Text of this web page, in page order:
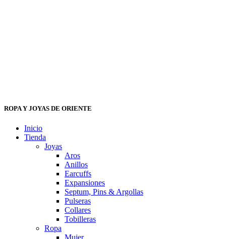
ROPA Y JOYAS DE ORIENTE
Inicio
Tienda
Joyas
Aros
Anillos
Earcuffs
Expansiones
Septum, Pins & Argollas
Pulseras
Collares
Tobilleras
Ropa